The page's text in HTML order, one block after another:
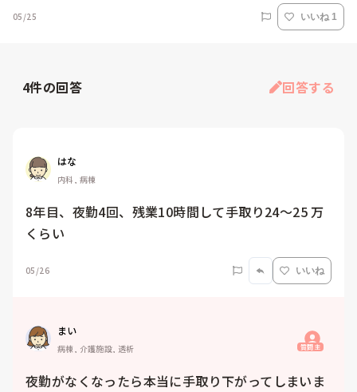
05/25 いいね 1
4件の回答 回答する
はな
内科, 病棟
8年目、夜勤4回、残業10時間して手取り24〜25 万
くらい
05/26 いいね
まい
病棟, 介護施設, 透析 質問主
夜勤がなくなったら本当に手取り下がってしまいま